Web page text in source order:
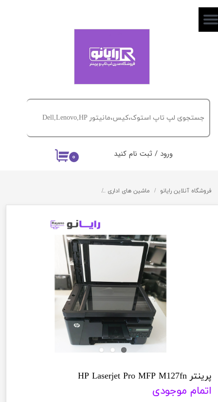
۰ ورود / ثبت نام کنید
حساب کاربری من
خروج از حساب کاربری
فروشگاه آنلاین رایانو ماشین های اداری
پرینتر HP Laserjet Pro MFP M127fn
اتمام موجودی